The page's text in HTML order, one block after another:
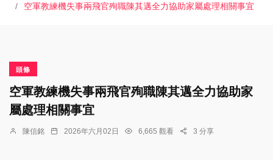
空軍教練機失事兩飛官殉職陳其邁全力協助家屬處理相關事宜
頭條
空軍教練機失事兩飛官殉職陳其邁全力協助家
屬處理相關事宜
陳信銘 2026年六月02日 6,665 觀看 3 分享